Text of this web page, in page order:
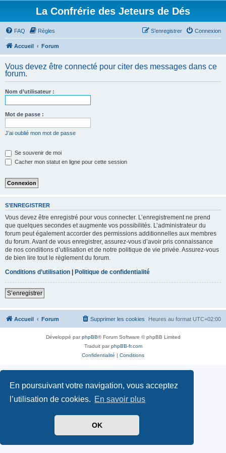
En poursuivant votre navigation, vous acceptez
l’utilisation de cookies. En savoir plus
OK
La Confrérie des Jeteurs de Dés
FAQ Règles Connexion
S’enregistrer
Accueil Forum
Vous devez être connecté pour citer des messages dans ce
forum.
Nom d’utilisateur :
Mot de passe :
J’ai oublié mon mot de passe
Se souvenir de moi
Cacher mon statut en ligne pour cette session
S’ENREGISTRER
Vous devez être enregistré pour vous connecter. L’enregistrement ne prend
que quelques secondes et augmente vos possibilités. L’administrateur du
forum peut également accorder des permissions additionnelles aux membres
du forum. Avant de vous enregistrer, assurez-vous d’avoir pris connaissance
de nos conditions d’utilisation et de notre politique de vie privée. Assurez-vous
de bien lire tout le règlement du forum.
Conditions d’utilisation | Politique de confidentialité
S’enregistrer
Accueil Forum Heures au format UTC+02:00
Supprimer les cookies
Développé parphpBB® Forum Software © phpBB Limited
Traduit parphpBB-fr.com
Confidentialité | Conditions